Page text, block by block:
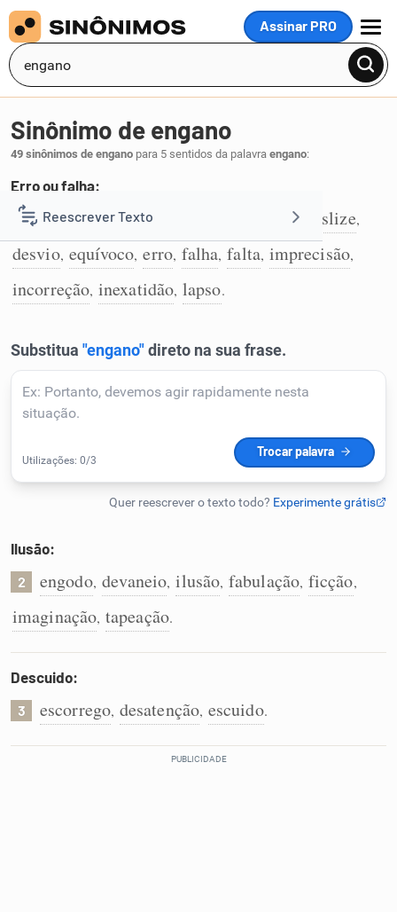
Assinar PRO
MENU
Reescrever Texto
Resumir Texto
Detector de IA
Humanizador de IA
Caça-palavras
Dicionário
Sinônimo de engano
49 sinônimos de engano para 5 sentidos da palavra engano:
Erro ou falha:
1 cabeçada,cinca desacerto, deslize,
desvio, equívoco, erro, falha, falta, imprecisão,
incorreção, inexatidão, lapso.
Ilusão:
2 engodo, devaneio, ilusão, fabulação, ficção,
imaginação, tapeação.
Descuido:
3 escorrego, desatenção, escuido.